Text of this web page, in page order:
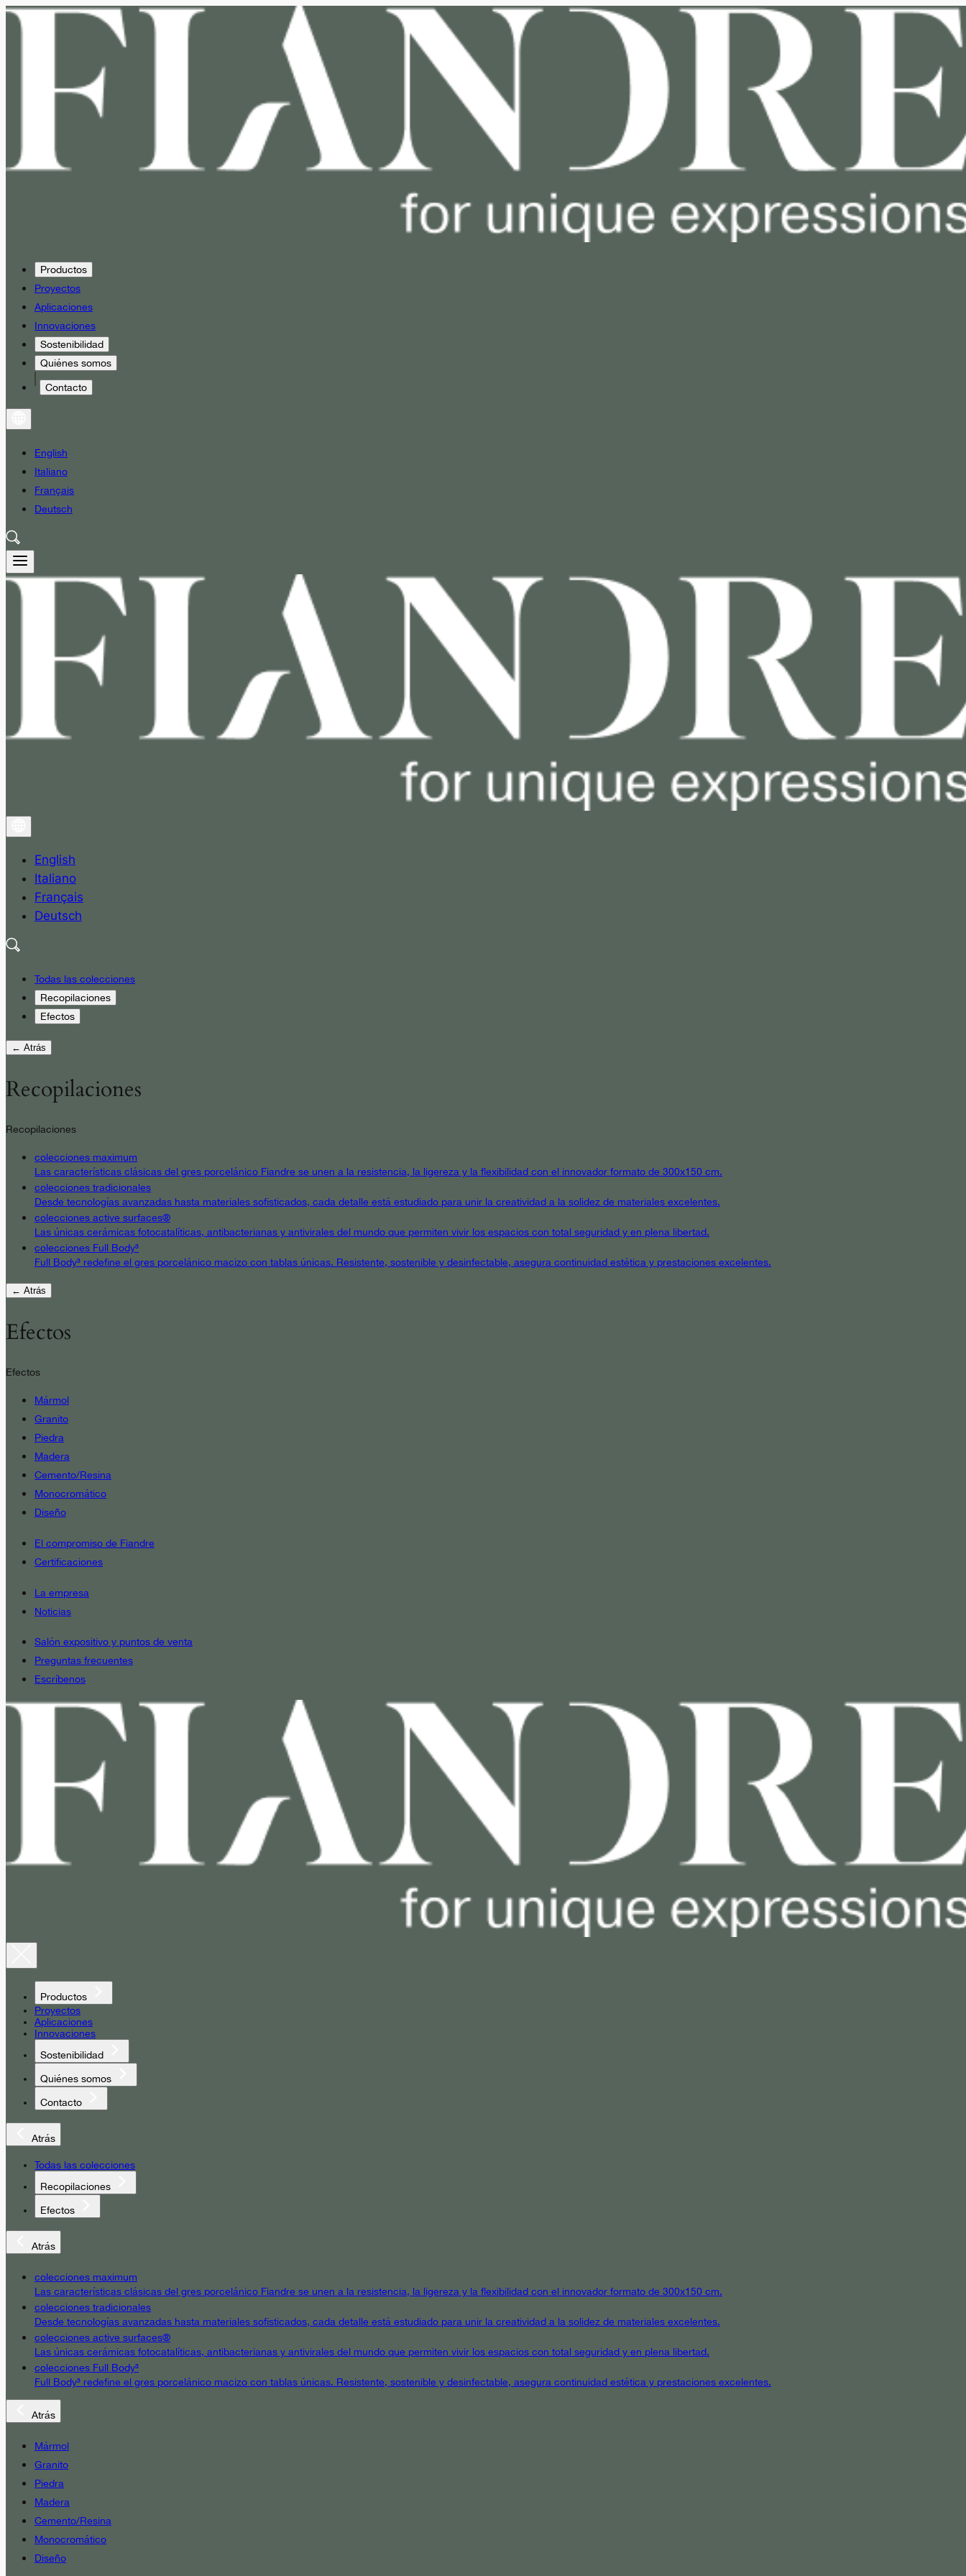
Productos
Proyectos
Aplicaciones
Innovaciones
Sostenibilidad
Quiénes somos
Contacto
English
Italiano
Français
Deutsch
English
Italiano
Français
Deutsch
Todas las colecciones
Recopilaciones
Efectos
← Atrás
Recopilaciones
Recopilaciones
colecciones maximum
Las características clásicas del gres porcelánico Fiandre se unen a la resistencia, la ligereza y la flexibilidad con el innovador formato de 300x150 cm.
colecciones tradicionales
Desde tecnologías avanzadas hasta materiales sofisticados, cada detalle está estudiado para unir la creatividad a la solidez de materiales excelentes.
colecciones active surfaces®
Las únicas cerámicas fotocatalíticas, antibacterianas y antivirales del mundo que permiten vivir los espacios con total seguridad y en plena libertad.
colecciones Full Body³
Full Body³ redefine el gres porcelánico macizo con tablas únicas. Resistente, sostenible y desinfectable, asegura continuidad estética y prestaciones excelentes.
← Atrás
Efectos
Efectos
Mármol
Granito
Piedra
Madera
Cemento/Resina
Monocromático
Diseño
El compromiso de Fiandre
Certificaciones
La empresa
Noticias
Salón expositivo y puntos de venta
Preguntas frecuentes
Escríbenos
Productos
Proyectos
Aplicaciones
Innovaciones
Sostenibilidad
Quiénes somos
Contacto
Atrás
Todas las colecciones
Recopilaciones
Efectos
Atrás
colecciones maximum
Las características clásicas del gres porcelánico Fiandre se unen a la resistencia, la ligereza y la flexibilidad con el innovador formato de 300x150 cm.
colecciones tradicionales
Desde tecnologías avanzadas hasta materiales sofisticados, cada detalle está estudiado para unir la creatividad a la solidez de materiales excelentes.
colecciones active surfaces®
Las únicas cerámicas fotocatalíticas, antibacterianas y antivirales del mundo que permiten vivir los espacios con total seguridad y en plena libertad.
colecciones Full Body³
Full Body³ redefine el gres porcelánico macizo con tablas únicas. Resistente, sostenible y desinfectable, asegura continuidad estética y prestaciones excelentes.
Atrás
Mármol
Granito
Piedra
Madera
Cemento/Resina
Monocromático
Diseño